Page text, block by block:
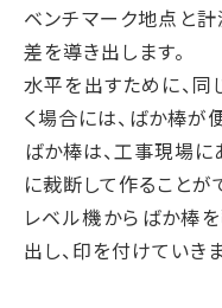
ベンチマーク地点と
差を導き出します。
水平を出すために、
く場合には、ばか棒が
ばか棒は、工事現場
に裁断して作ることが
レベル機からばか棒
出し、印を付けていきま